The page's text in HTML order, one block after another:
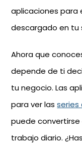
aplicaciones para
descargado en tu
Ahora que
depende de ti
tu negocio. Las
para ver lasseries
puede
trabajo diario.